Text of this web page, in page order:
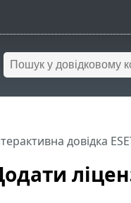
довідка